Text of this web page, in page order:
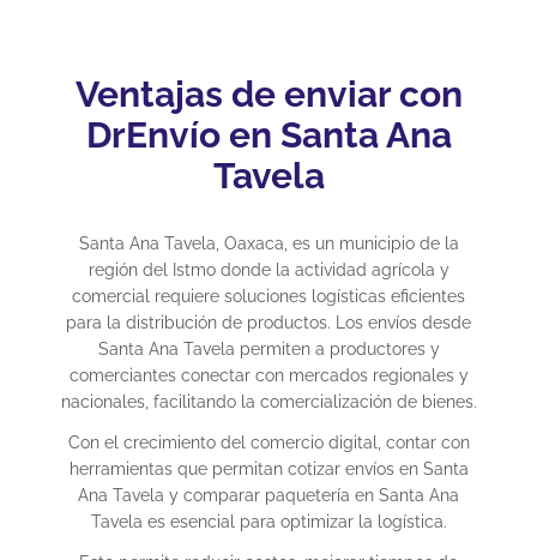
Ventajas de enviar con
DrEnvío en Santa Ana
Tavela
Santa Ana Tavela, Oaxaca, es un municipio de la
región del Istmo donde la actividad agrícola y
comercial requiere soluciones logísticas eficientes
para la distribución de productos. Los envíos desde
Santa Ana Tavela permiten a productores y
comerciantes conectar con mercados regionales y
nacionales, facilitando la comercialización de bienes.
Con el crecimiento del comercio digital, contar con
herramientas que permitan cotizar envíos en Santa
Ana Tavela y comparar paquetería en Santa Ana
Tavela es esencial para optimizar la logística.